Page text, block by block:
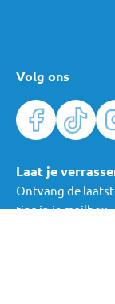
Volg ons
Laat je
Ontvang de
tips in je mailbox.